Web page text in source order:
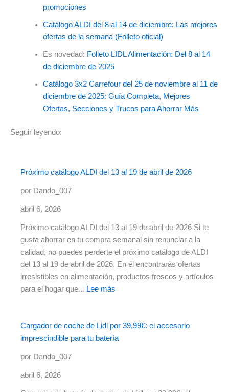
promociones
Catálogo ALDI del 8 al 14 de diciembre: Las mejores
ofertas de la semana (Folleto oficial)
Es novedad: Folleto LIDL Alimentación: Del 8 al 14
de diciembre de 2025
Catálogo 3x2 Carrefour del 25 de noviembre al 11 de
diciembre de 2025: Guía Completa, Mejores
Ofertas, Secciones y Trucos para Ahorrar Más
Seguir leyendo:
Próximo catálogo ALDI del 13 al 19 de abril de 2026
por Dando_007
abril 6, 2026
Próximo catálogo ALDI del 13 al 19 de abril de 2026 Si te
gusta ahorrar en tu compra semanal sin renunciar a la
calidad, no puedes perderte el próximo catálogo de ALDI
del 13 al 19 de abril de 2026. En él encontrarás ofertas
irresistibles en alimentación, productos frescos y artículos
para el hogar que... Lee más
ALDI
del
Cargador de coche de Lidl por 39,99€: el accesorio
imprescindible para tu batería
por Dando_007
abril 6, 2026